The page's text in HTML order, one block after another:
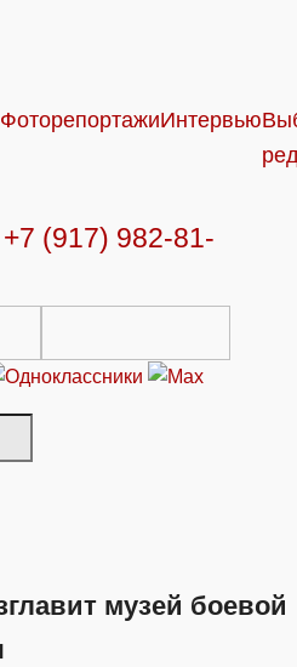
ФоторепортажиИнтервью
+7 (917) 982-81-
музей боевой